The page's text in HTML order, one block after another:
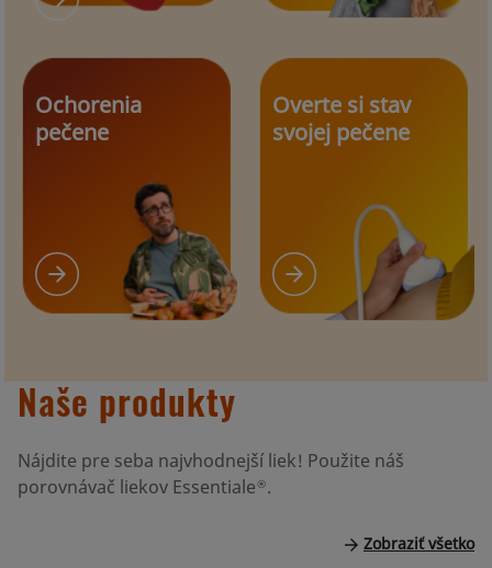
Ochorenia
pečene
Overte si stav
svojej pečene
Naše produkty
Nájdite pre seba najvhodnejší liek! Použite náš
porovnávač liekov Essentiale®.
Zobraziť všetko